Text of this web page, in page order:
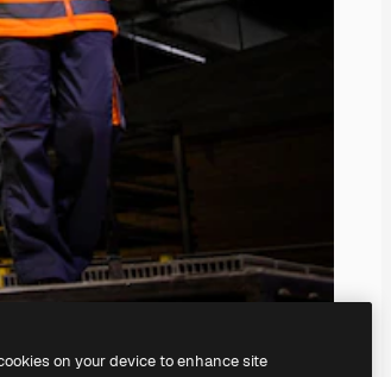
on your device to enhance site